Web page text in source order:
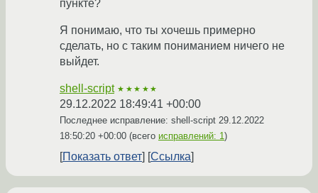
пункте?
Я понимаю, что ты хочешь примерно
сделать, но с таким пониманием ничего не
выйдет.
shell-script ★★★★★
29.12.2022 18:49:41 +00:00
Последнее исправление: shell-script 29.12.2022
18:50:20 +00:00 (всего исправлений: 1)
Показать ответ Ссылка